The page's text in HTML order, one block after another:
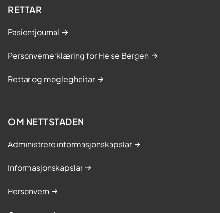
RETTAR
Pasientjournal
Personvernerklæring for Helse Bergen
Rettar og moglegheitar
OM NETTSTADEN
Administrere informasjonskapslar
Informasjonskapslar
Personvern